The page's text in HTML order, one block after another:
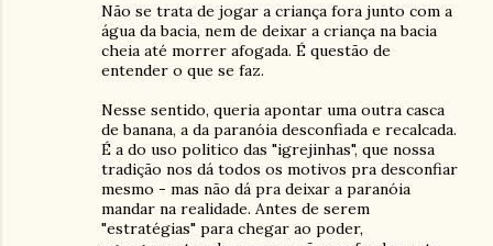
Não se trata de jogar a criança fora junto com a
água da bacia, nem de deixar a criança na bacia
cheia até morrer afogada. É questão de
entender o que se faz.
Nesse sentido, queria apontar uma outra casca
de banana, a da paranóia desconfiada e recalcada.
É a do uso politico das "igrejinhas", que nossa
tradição nos dá todos os motivos pra desconfiar
mesmo - mas não dá pra deixar a paranóia
mandar na realidade. Antes de serem
"estratégias" para chegar ao poder,